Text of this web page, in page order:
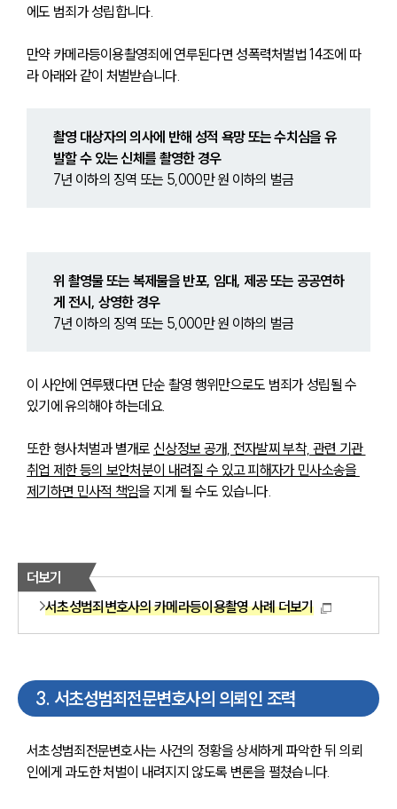
에도 범죄가 성립합니다.
만약 카메라등이용촬영죄에 연루된다면 성폭력처벌법 14조에 따
라 아래와 같이 처벌받습니다.
촬영 대상자의 의사에 반해 성적 욕망 또는 수치심을 유
발할 수 있는 신체를 촬영한 경우
7년 이하의 징역 또는 5,000만 원 이하의 벌금
위 촬영물 또는 복제물을 반포, 임대, 제공 또는 공공연하
게 전시, 상영한 경우
7년 이하의 징역 또는 5,000만 원 이하의 벌금
이 사안에 연루됐다면 단순 촬영 행위만으로도 범죄가 성립될 수
있기에 유의해야 하는데요.
또한 형사처벌과 별개로 신상정보 공개, 전자발찌 부착, 관련 기관
취업 제한 등의 보안처분이 내려질 수 있고 피해자가 민사소송을
제기하면 민사적 책임을 지게 될 수도 있습니다.
더보기
서초성범죄변호사의 카메라등이용촬영 사례 더보기
3. 서초성범죄전문변호사의 의뢰인 조력
서초성범죄전문변호사는 사건의 정황을 상세하게 파악한 뒤 의뢰
인에게 과도한 처벌이 내려지지 않도록 변론을 펼쳤습니다.